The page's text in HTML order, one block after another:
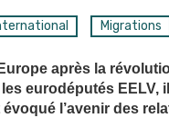
Migrations
après la
eurodéputés
l’avenir des